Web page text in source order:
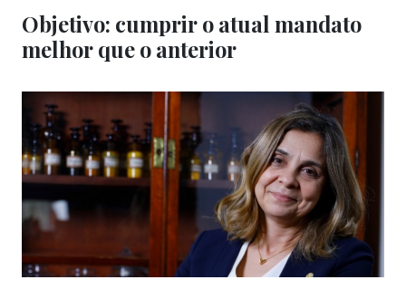
Objetivo: cumprir o atual mandato
melhor que o anterior